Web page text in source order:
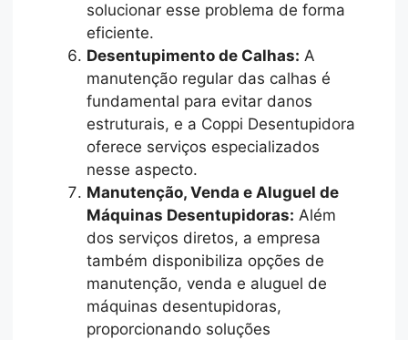
solucionar esse problema de forma
eficiente.
Desentupimento de Calhas: A
manutenção regular das calhas é
fundamental para evitar danos
estruturais, e a Coppi Desentupidora
oferece serviços especializados
nesse aspecto.
Manutenção, Venda e Aluguel de
Máquinas Desentupidoras: Além
dos serviços diretos, a empresa
também disponibiliza opções de
manutenção, venda e aluguel de
máquinas desentupidoras,
proporcionando soluções